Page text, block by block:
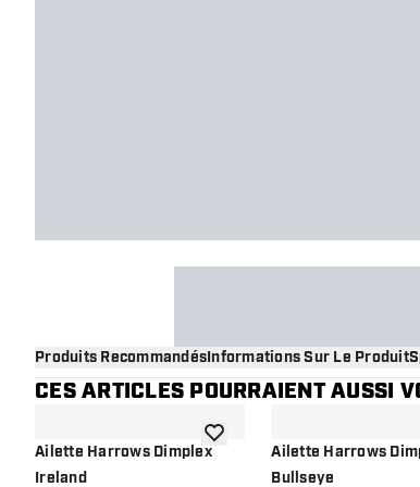
Produits RecommandésInformations Sur Le Produit
CES ARTICLES POURRAIENT AUSSI
Ailette Harrows Dimplex
Ireland
ajouter à la liste de souhaits
Ailette Harrows
Bullseye